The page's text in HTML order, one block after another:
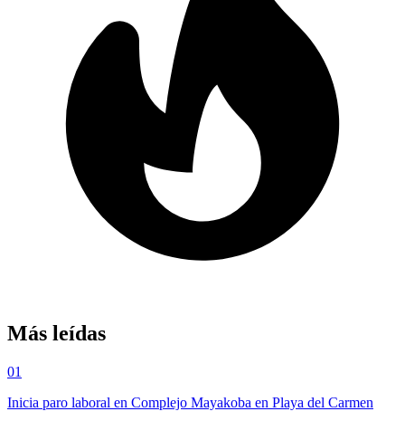
Más leídas
01
Inicia paro laboral en Complejo Mayakoba en Playa del Carmen